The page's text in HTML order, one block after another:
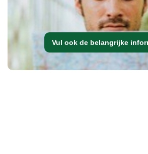
Vul ook de belangrijke